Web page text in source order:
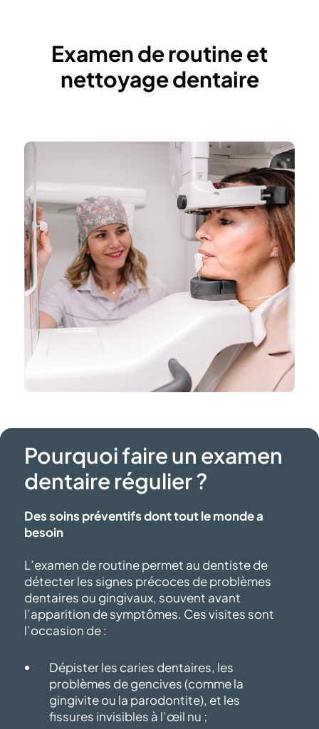
Examen de routine et
nettoyage dentaire
Pourquoi faire un examen
dentaire régulier ?
Des soins préventifs dont tout le monde a
besoin
L’examen de routine permet au dentiste de
détecter les signes précoces de problèmes
dentaires ou gingivaux, souvent avant
l’apparition de symptômes. Ces visites sont
l’occasion de :
Dépister les caries dentaires, les
problèmes de gencives (comme la
gingivite ou la parodontite), et les
fissures invisibles à l’œil nu ;